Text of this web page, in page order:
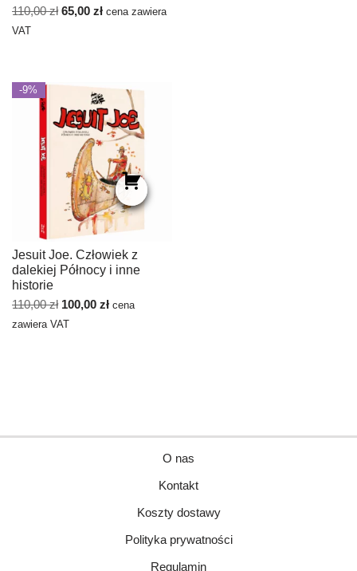
110,00zł 65,00 zł cena zawiera
VAT
-9%
Jesuit Joe. Człowiek z
dalekiej Północy i inne
historie
110,00zł 100,00 zł cena
zawiera VAT
O nas
Kontakt
Koszty dostawy
Polityka prywatności
Regulamin